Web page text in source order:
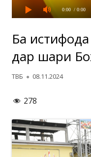
0:00 / 0:00
Ба
дар шаҳри
Автор
ТВБ Опубликовано
08.11.2024
278